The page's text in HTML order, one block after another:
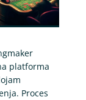
platforma
Proces